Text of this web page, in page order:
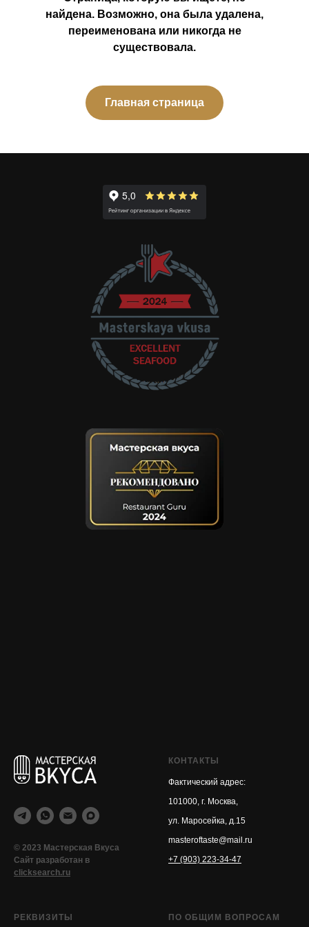
найдена. Возможно, она была удалена,
переименована или никогда не
существовала.
Главная страница
© 2023 Мастерская Вкуса
Сайт разработан в
clicksearch.ru
КОНТАКТЫ
Фактический адрес:
101000, г. Москва,
ул. Маросейка, д.15
masteroftaste@mail.ru
+7 (903) 223-34-47
РЕКВИЗИТЫ ПО ОБЩИМ ВОПРОСАМ